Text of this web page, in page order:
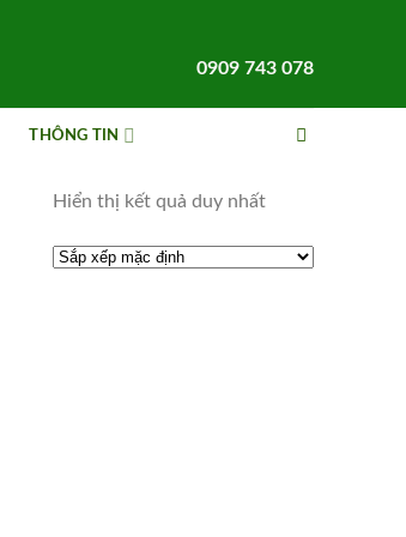
0909 743 078
THÔNG TIN
Hiển thị kết quả duy nhất